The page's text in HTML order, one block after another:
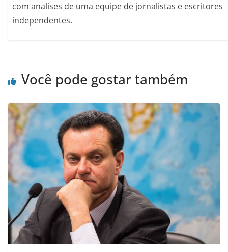
com analises de uma equipe de jornalistas e escritores
independentes.
Você pode gostar também